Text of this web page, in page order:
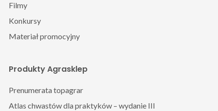
Produkty Agrasklep
Prenumerata topagrar
Atlas chwastów dla praktyków – wydanie III
Filmy
Konkursy
Materiał promocyjny